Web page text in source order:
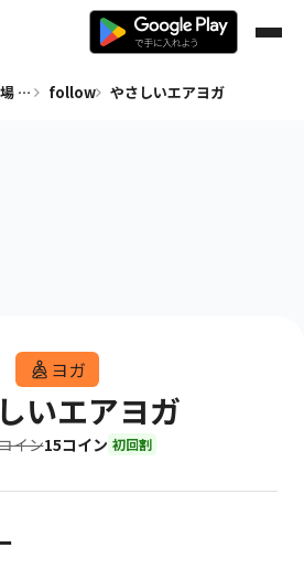
築地・湾岸・お台場 ヨガ follow やさしいエアヨガ
ヨガ
いエアヨガ
イン15コイン 初回割